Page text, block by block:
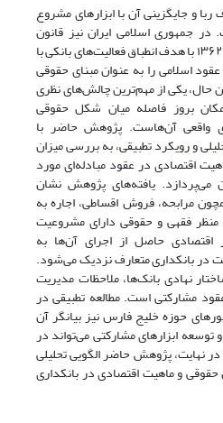
و جایگزینی آن با ابزارهای مشروع
جمهوری اسلامی ایران نیز قانون
عملیات بانکی بدون ربا مصوب ۱۳۶۲ با هدف انطباق فعالیت‌های بانکی با
اسلامی را به‌ عنوان مبنای حقوقی
حال، یکی از مهم‌ترین چالش‌های نظری
بروز فاصله میان شکل حقوقی
واقعی آن‌هاست. پژوهش حاضر با
و رویکرد تطبیقی، به بررسی میزان
اقتصادی در عقود مبادله‌ای مورد
می‌پردازد. یافته‌های پژوهش نشان
مرابحه، فروش اقساطی، اجاره به
فقهی و حقوقی دارای مشروعیت
اقتصادی حاصل از اجرای آن‌ها به
در بانکداری متعارف نزدیک می‌شود.
نهادی بانک‌ها، ملاحظات مدیریت
مشارکتی است. مطالعه تطبیقی در
حوزه خلیج فارس نیز بیانگر آن
ابزارهای مشارکتی می‌تواند در
نهایت، پژوهش حاضر الگویی تحلیلی
و ماهیت اقتصادی در بانکداری